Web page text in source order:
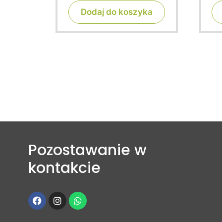
5
Dodaj do koszyka
Pozostawanie w
kontakcie